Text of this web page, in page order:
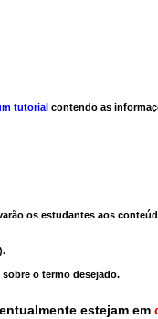
tutorial contendo as
os estudantes aos
o termo desejado.
estejam em